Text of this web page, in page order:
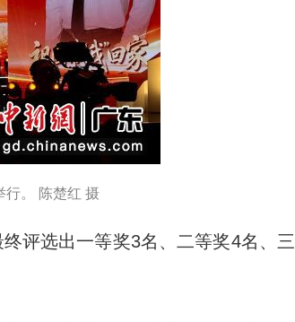
行。 陈楚红 摄
评选出一等奖3名、二等奖4名、三